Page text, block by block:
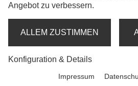
D-Box SR Tackle
Kunstköderbox | Small Regular |
D-Box SD Tackle
Kunstköderbox | Small Deep |
Angebot zu verbessern.
ALLEM ZUSTIMMEN
Konfiguration & Details
Impressum